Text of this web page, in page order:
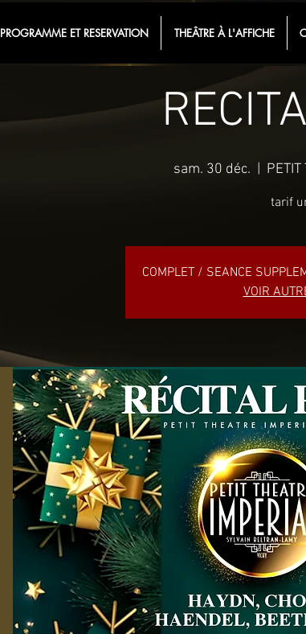
PROGRAMME ET RESERVATION THEÂTRE À L'AFFICHE
sam. 30 déc. PETIT
tarif
COMPLET / SEANCE
VOIR